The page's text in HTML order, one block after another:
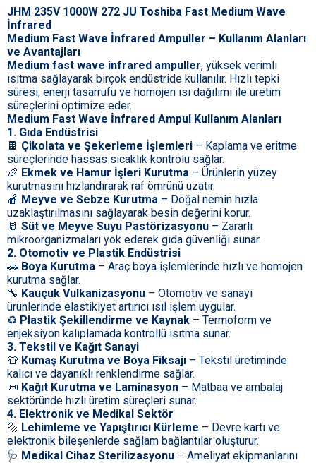
JHM 235V 1000W 272 JU Toshiba Fast Medium Wave
İnfrared
Medium Fast Wave İnfrared Ampuller – Kullanım Alanları
ve Avantajları
Medium fast wave infrared ampuller, yüksek verimli
ısıtma sağlayarak birçok endüstride kullanılır. Hızlı tepki
süresi, enerji tasarrufu ve homojen ısı dağılımı ile üretim
süreçlerini optimize eder.
Medium Fast Wave İnfrared Ampul Kullanım Alanları
1. Gıda Endüstrisi
🍫 Çikolata ve Şekerleme İşlemleri – Kaplama ve eritme
süreçlerinde hassas sıcaklık kontrolü sağlar.
🥖 Ekmek ve Hamur İşleri Kurutma – Ürünlerin yüzey
kurutmasını hızlandırarak raf ömrünü uzatır.
🍎 Meyve ve Sebze Kurutma – Doğal nemin hızla
uzaklaştırılmasını sağlayarak besin değerini korur.
🥛 Süt ve Meyve Suyu Pastörizasyonu – Zararlı
mikroorganizmaları yok ederek gıda güvenliği sunar.
2. Otomotiv ve Plastik Endüstrisi
🚗 Boya Kurutma – Araç boya işlemlerinde hızlı ve homojen
kurutma sağlar.
🔧 Kauçuk Vulkanizasyonu – Otomotiv ve sanayi
ürünlerinde elastikiyet artırıcı ısıl işlem uygular.
♻️ Plastik Şekillendirme ve Kaynak – Termoform ve
enjeksiyon kalıplamada kontrollü ısıtma sunar.
3. Tekstil ve Kağıt Sanayi
👕 Kumaş Kurutma ve Boya Fiksajı – Tekstil üretiminde
kalıcı ve dayanıklı renklendirme sağlar.
📜 Kağıt Kurutma ve Laminasyon – Matbaa ve ambalaj
sektöründe hızlı üretim süreçleri sunar.
4. Elektronik ve Medikal Sektör
🔩 Lehimleme ve Yapıştırıcı Kürleme – Devre kartı ve
elektronik bileşenlerde sağlam bağlantılar oluşturur.
🩺 Medikal Cihaz Sterilizasyonu – Ameliyat ekipmanlarını